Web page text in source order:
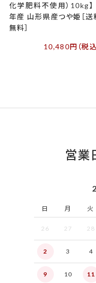
化学肥料不使用）10kg】
年産 山形県産つや姫［送
無料］
10,480円（税込
営業
日 月 火
26 27 28
2 3 4
9 10 11